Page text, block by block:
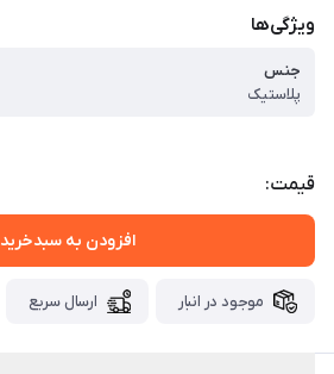
ویژگی‌ها
جنس
پلاستیک
قیمت:
افزودن به سبدخرید
موجود در انبار ارسال سریع